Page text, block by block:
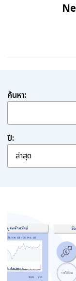
ค้นหา:
ปี:
ล่าสุด